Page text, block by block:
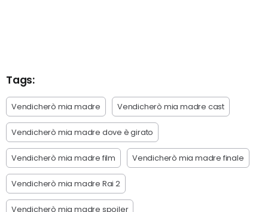
Tags:
Vendicherò mia madre Vendicherò mia madre cast
Vendicherò mia madre dove è girato
Vendicherò mia madre film Vendicherò mia madre finale
Vendicherò mia madre Rai 2
Vendicherò mia madre spoiler